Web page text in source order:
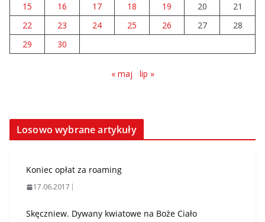
15
16 17 18 19 20
21
22
23 24 25 26 27
28
29
30
« maj lip »
Losowo wybrane artykuły
Koniec opłat za roaming
17.06.2017
Skęczniew. Dywany kwiatowe na Boże Ciało